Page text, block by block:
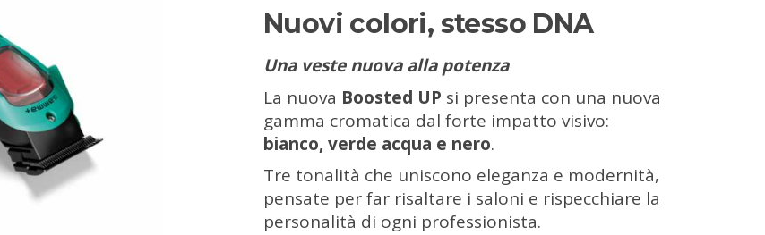
Nuovi colori, stesso DNA
Una veste nuova alla potenza
La nuova Boosted UP si presenta con una nuova
gamma cromatica dal forte impatto visivo:
bianco, verde acqua e nero.
Tre tonalità che uniscono eleganza e modernità,
pensate per far risaltare i saloni e rispecchiare la
personalità di ogni professionista.